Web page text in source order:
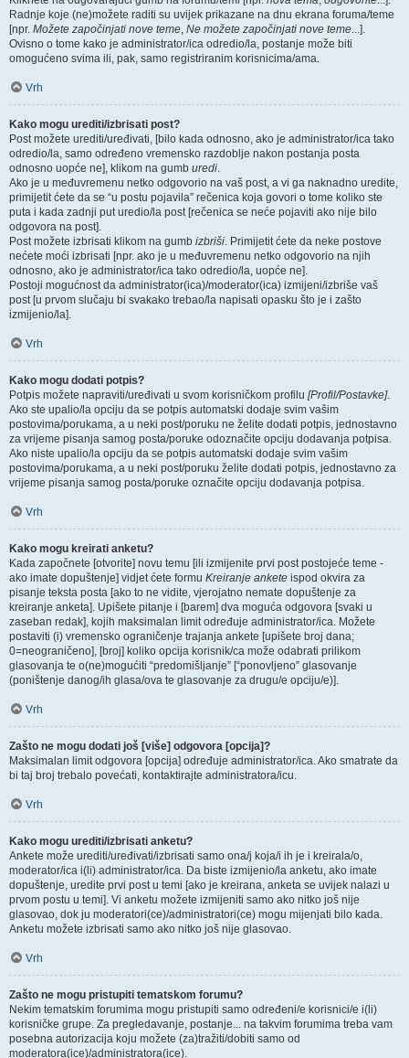
Radnje koje (ne)možete raditi su uvijek prikazane na dnu ekrana foruma/teme
[npr. Možete započinjati nove teme, Ne možete započinjati nove teme...].
Ovisno o tome kako je administrator/ica odredio/la, postanje može biti
omogućeno svima ili, pak, samo registriranim korisnicima/ama.
Vrh
Kako mogu urediti/izbrisati post?
Post možete urediti/uređivati, [bilo kada odnosno, ako je administrator/ica tako
odredio/la, samo određeno vremensko razdoblje nakon postanja posta
odnosno uopće ne], klikom na gumb uredi.
Ako je u međuvremenu netko odgovorio na vaš post, a vi ga naknadno uredite,
primijetit ćete da se “u postu pojavila” rečenica koja govori o tome koliko ste
puta i kada zadnji put uredio/la post [rečenica se neće pojaviti ako nije bilo
odgovora na post].
Post možete izbrisati klikom na gumb izbriši. Primijetit ćete da neke postove
nećete moći izbrisati [npr. ako je u međuvremenu netko odgovorio na njih
odnosno, ako je administrator/ica tako odredio/la, uopće ne].
Postoji mogućnost da administrator(ica)/moderator(ica) izmijeni/izbriše vaš
post [u prvom slučaju bi svakako trebao/la napisati opasku što je i zašto
izmijenio/la].
Vrh
Kako mogu dodati potpis?
Potpis možete napraviti/uređivati u svom korisničkom profilu [Profil/Postavke].
Ako ste upalio/la opciju da se potpis automatski dodaje svim vašim
postovima/porukama, a u neki post/poruku ne želite dodati potpis, jednostavno
za vrijeme pisanja samog posta/poruke odoznačite opciju dodavanja potpisa.
Ako niste upalio/la opciju da se potpis automatski dodaje svim vašim
postovima/porukama, a u neki post/poruku želite dodati potpis, jednostavno za
vrijeme pisanja samog posta/poruke označite opciju dodavanja potpisa.
Vrh
Kako mogu kreirati anketu?
Kada započnete [otvorite] novu temu [ili izmijenite prvi post postojeće teme -
ako imate dopuštenje] vidjet ćete formu Kreiranje ankete ispod okvira za
pisanje teksta posta [ako to ne vidite, vjerojatno nemate dopuštenje za
kreiranje anketa]. Upišete pitanje i [barem] dva moguća odgovora [svaki u
zaseban redak], kojih maksimalan limit određuje administrator/ica. Možete
postaviti (i) vremensko ograničenje trajanja ankete [upišete broj dana;
0=neograničeno], [broj] koliko opcija korisnik/ca može odabrati prilikom
glasovanja te o(ne)mogućiti “predomišljanje” [“ponovljeno” glasovanje
(poništenje danog/ih glasa/ova te glasovanje za drugu/e opciju/e)].
Vrh
Zašto ne mogu dodati još [više] odgovora [opcija]?
Maksimalan limit odgovora [opcija] određuje administrator/ica. Ako smatrate da
bi taj broj trebalo povećati, kontaktirajte administratora/icu.
Vrh
Kako mogu urediti/izbrisati anketu?
Ankete može urediti/uređivati/izbrisati samo ona/j koja/i ih je i kreirala/o,
moderator/ica i(li) administrator/ica. Da biste izmijenio/la anketu, ako imate
dopuštenje, uredite prvi post u temi [ako je kreirana, anketa se uvijek nalazi u
prvom postu u temi]. Vi anketu možete izmijeniti samo ako nitko još nije
glasovao, dok ju moderatori(ce)/administratori(ce) mogu mijenjati bilo kada.
Anketu možete izbrisati samo ako nitko još nije glasovao.
Vrh
Zašto ne mogu pristupiti tematskom forumu?
Nekim tematskim forumima mogu pristupiti samo određeni/e korisnici/e i(li)
korisničke grupe. Za pregledavanje, postanje... na takvim forumima treba vam
posebna autorizacija koju možete (za)tražiti/dobiti samo od
moderatora(ice)/administratora(ice).